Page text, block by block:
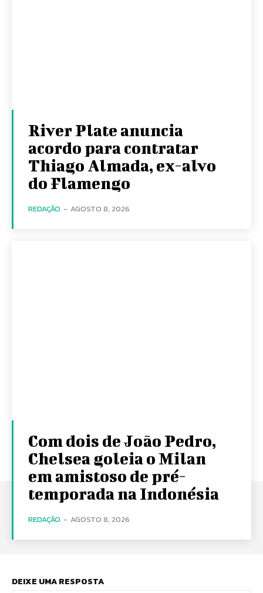
River Plate anuncia
acordo para contratar
Thiago Almada, ex-alvo
do Flamengo
REDAÇÃO - AGOSTO 8, 2026
Com dois de João Pedro,
Chelsea goleia o Milan
em amistoso de pré-
temporada na Indonésia
REDAÇÃO - AGOSTO 8, 2026
DEIXE UMA RESPOSTA